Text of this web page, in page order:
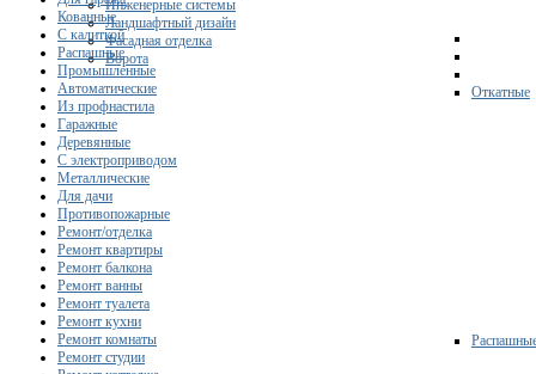
Инженерные системы
Ландшафтный дизайн
Фасадная отделка
Ворота
Откатные
Кованные
С калиткой
Распашные
Промышленные
Автоматические
Из профнастила
Гаражные
Деревянные
С электроприводом
Металлические
Для дачи
Противопожарные
Ремонт/отделка
Ремонт квартиры
Ремонт балкона
Ремонт ванны
Ремонт туалета
Ремонт кухни
Ремонт комнаты
Ремонт студии